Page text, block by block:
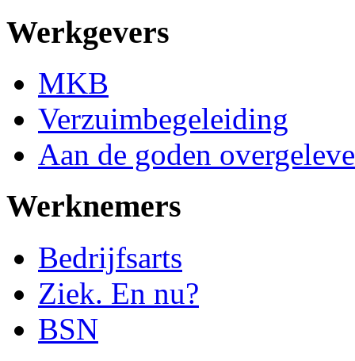
Werkgevers
MKB
Verzuimbegeleiding
Aan de goden
Werknemers
Bedrijfsarts
Ziek. En nu?
BSN